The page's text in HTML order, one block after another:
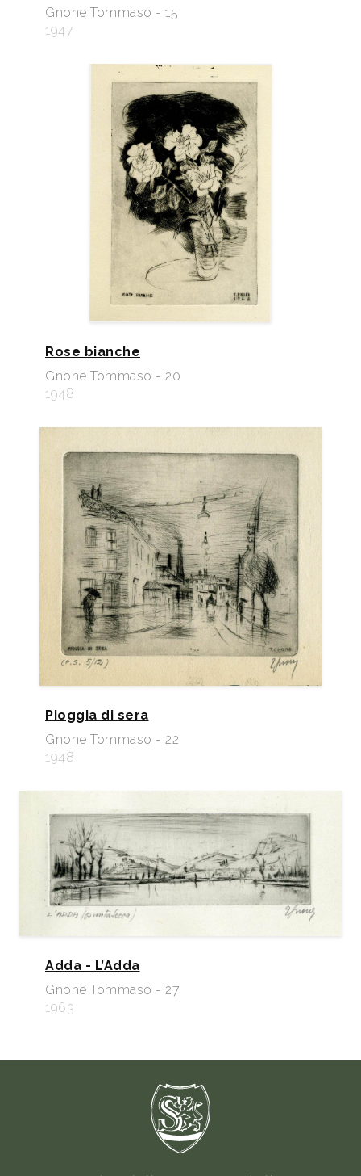
Gnone Tommaso - 15
1947
Rose bianche
Gnone Tommaso - 20
1948
Pioggia di sera
Gnone Tommaso - 22
1948
Adda - L’Adda
Gnone Tommaso - 27
1963